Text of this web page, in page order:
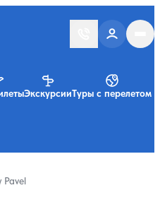
ЭкскурсииТуры с перелетом